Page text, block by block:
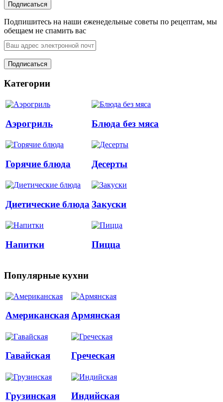
Подпишитесь на наши еженедельные советы по рецептам, мы
обещаем не спамить вас
Категории
Аэрогриль Блюда без мяса
Горячие блюда Десерты
Диетические блюда Закуски
Напитки Пицца
Популярные кухни
АмериканскаяАрмянская
Гавайская Греческая
Грузинская Индийская